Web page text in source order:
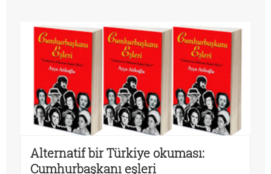
Alternatif bir Türkiye okuması:
Cumhurbaşkanı eşleri